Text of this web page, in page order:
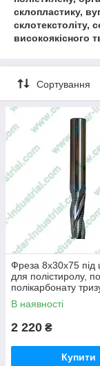
склопластику,
склотекстоліту,
високоякісного
Сортування
Фреза 8х30х75 під
для полістиролу,
полікарбонату
чорнова
В наявності
2 220 ₴
Купити